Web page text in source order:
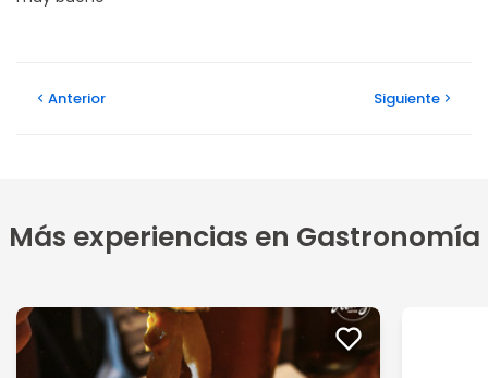
Anterior Siguiente
Más experiencias en Gastronomía